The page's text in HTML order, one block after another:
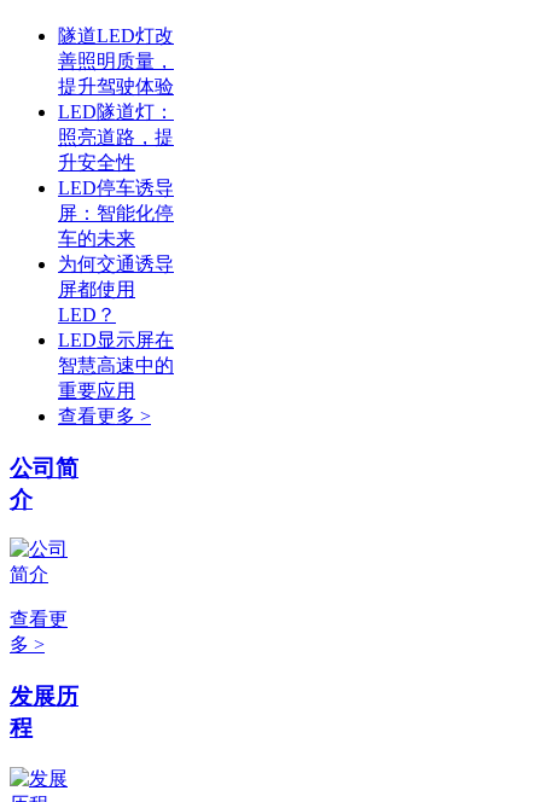
隧道LED灯改
善照明质量，
提升驾驶体验
LED隧道灯：
照亮道路，提
升安全性
LED停车诱导
屏：智能化停
车的未来
为何交通诱导
屏都使用
LED？
LED显示屏在
智慧高速中的
重要应用
查看更多 >
公司简
介
查看更
多 >
发展历
程